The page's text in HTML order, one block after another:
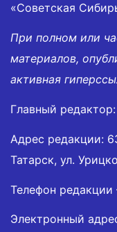
«Советская
При полном или
материалов,
активная
Главный
Адрес редакции:
Татарск, ул.
Телефон
Электронный